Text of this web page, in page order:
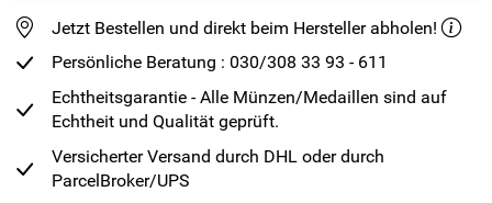
Jetzt Bestellen und direkt beim Hersteller abholen!
Persönliche Beratung : 030/308 33 93 - 611
Echtheitsgarantie - Alle Münzen/Medaillen sind auf
Echtheit und Qualität geprüft.
Versicherter Versand durch DHL oder durch
ParcelBroker/UPS